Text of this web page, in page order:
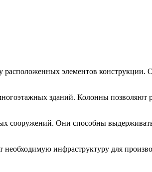
элементов конструкции.
зданий. Колонны позволяют
сооружений. Они способны
инфраструктуру для